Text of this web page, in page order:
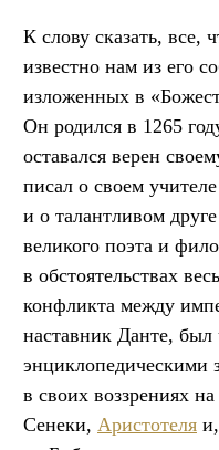
К слову сказать, все,
известно нам из его
изложенных в
Он родился в 1265
оставался верен
писал о своем
и о талантливом
великого поэта и
в обстоятельствах
конфликта между
наставник Данте,
энциклопедическими
в своих воззрениях
Сенеки, Аристотеля